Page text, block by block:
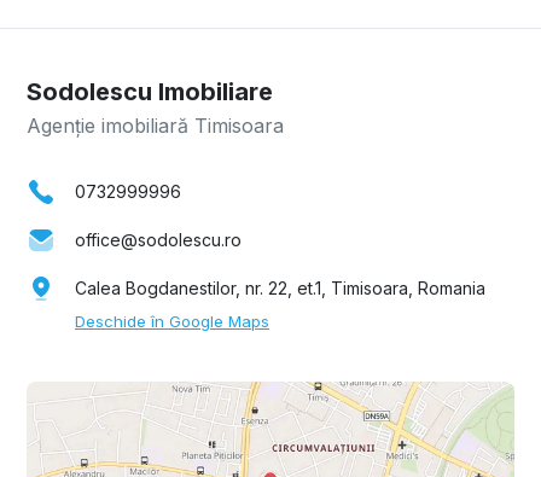
Sodolescu Imobiliare
Agenție imobiliară Timisoara
0732999996
office@sodolescu.ro
Calea Bogdanestilor, nr. 22, et.1, Timisoara, Romania
Deschide în Google Maps